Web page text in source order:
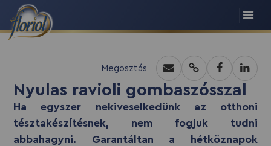
recept script
Megosztás
Nyulas ravioli gombaszósszal
Ha egyszer nekiveselkedünk az otthoni
tésztakészítésnek, nem fogjuk tudni
abbahagyni. Garantáltan a hétköznapok